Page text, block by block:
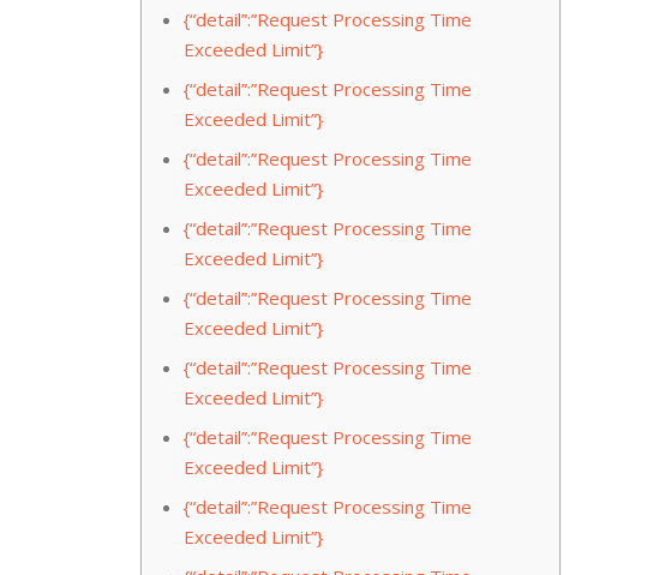
{“detail”:”Request Processing Time
Exceeded Limit”}
{“detail”:”Request Processing Time
Exceeded Limit”}
{“detail”:”Request Processing Time
Exceeded Limit”}
{“detail”:”Request Processing Time
Exceeded Limit”}
{“detail”:”Request Processing Time
Exceeded Limit”}
{“detail”:”Request Processing Time
Exceeded Limit”}
{“detail”:”Request Processing Time
Exceeded Limit”}
{“detail”:”Request Processing Time
Exceeded Limit”}